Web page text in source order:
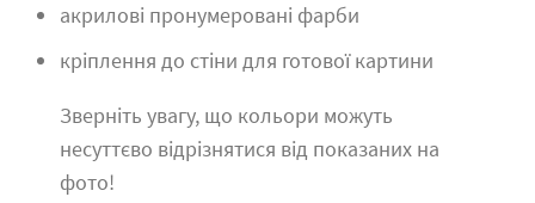
акрилові пронумеровані фарби
кріплення до стіни для готової картини
Зверніть увагу, що кольори можуть
несуттєво відрізнятися від показаних на
фото!